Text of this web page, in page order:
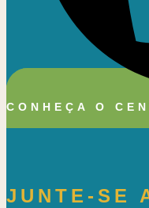
CONHEÇA O
JUNTE-SE